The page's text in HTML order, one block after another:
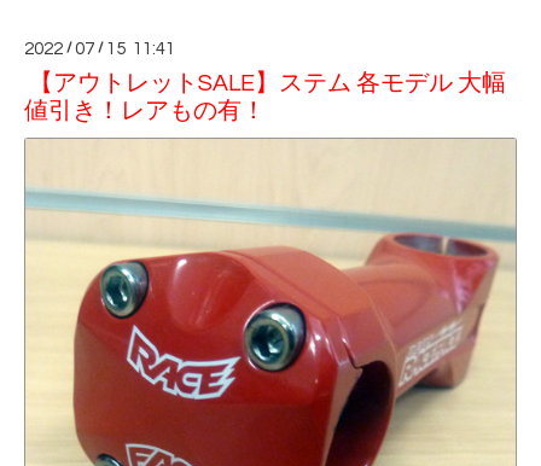
2022 /07 / 15 11:41
【アウトレットSALE】ステム 各モデル 大幅
値引き！レアもの有！